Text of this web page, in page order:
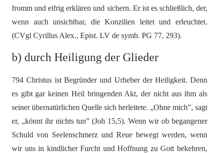
fromm und eifrig erklären und sichern. Er ist es schließlich, der,
wenn auch unsichtbar, die Konzilien leitet und erleuchtet.
(CVgl Cyrillus Alex., Epist. LV de symb. PG 77, 293).
b) durch Heiligung der Glieder
794 Christus ist Begründer und Urheber der Heiligkeit. Denn
es gibt gar keinen Heil bringenden Akt, der nicht aus ihm als
seiner übernatürlichen Quelle sich herleitete. „Ohne mich”, sagt
er, „könnt ihr nichts tun” (Joh 15,5). Wenn wir ob begangener
Schuld von Seelenschmerz und Reue bewegt werden, wenn
wir uns in kindlicher Furcht und Hoffnung zu Gott bekehren,